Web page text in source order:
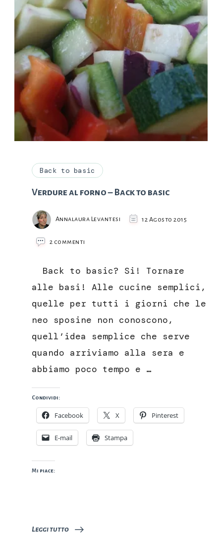
Back to basic
Verdure al forno – Back to basic
Annalaura Levantesi 12 Agosto 2015
2 commenti
forno
to
Back to basic? Si! Tornare
alle basi! Alle cucine semplici,
quelle per tutti i giorni che le
neo sposine non conoscono,
quell’idea semplice che serve
quando arriviamo alla sera e
abbiamo poco tempo e …
Condividi:
Facebook X Pinterest
E-mail Stampa
Mi piace:
Leggi tutto